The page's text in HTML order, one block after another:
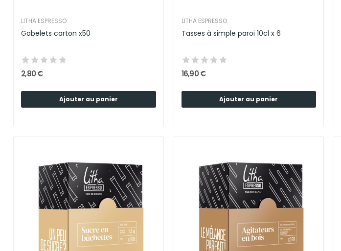
LITHA ESPRESSO
Gobelets carton x50
2,80 €
Ajouter au panier
LITHA ESPRESSO
Tasses à simple paroi 10cl x 6
16,90 €
Ajouter au panier